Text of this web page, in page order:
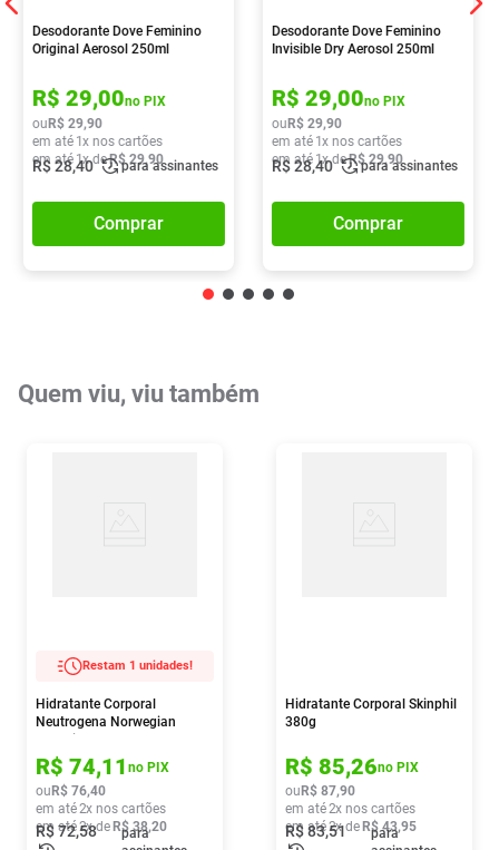
Desodorante Dove Feminino
Original Aerosol 250ml
R$ 29,00no PIX
ou R$ 29,90
em até 1x nos cartões
em até 1x deR$ 29,90
R$28,40 para assinantes
Comprar
Desodorante Dove Feminino
Invisible Dry Aerosol 250ml
R$ 29,00no PIX
ou R$ 29,90
em até 1x nos cartões
em até 1x deR$ 29,90
R$28,40 para assinantes
Comprar
Quem viu, viu também
Restam 1 unidades!
Hidratante Corporal
Neutrogena Norwegian
R$ 74,11 no PIX
ou R$ 76,40
em até2x nos cartões
em até2x de R$ 38,20
R$72,58
para
Hidratante Corporal Skinphil
380g
R$ 85,26no PIX
ou R$ 87,90
em até2x nos cartões
em até2x de R$ 43,95
R$83,51
para